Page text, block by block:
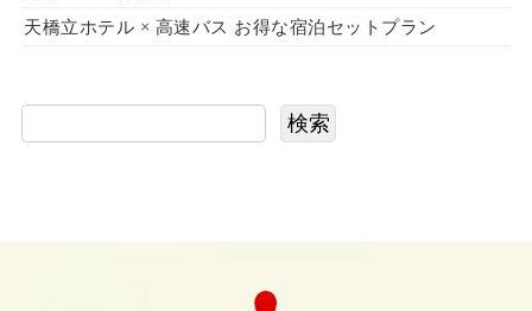
天橋立ホテル × 高速バス お得な宿泊セットプラン
検索